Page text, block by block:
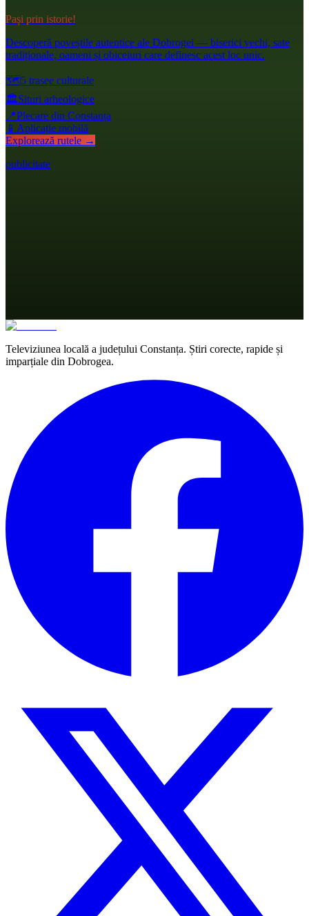
Pași prin istorie!
Descoperă poveștile autentice ale Dobrogei — biserici vechi, sate
tradiționale, oameni și obiceiuri care definesc acest loc unic.
🗺️5 trasee culturale
🏛️Situri arheologice
📍Plecare din Constanța
📱 Aplicație mobilă
Explorează rutele →
publicitate
Televiziunea locală a județului Constanța. Știri corecte, rapide și
imparțiale din Dobrogea.